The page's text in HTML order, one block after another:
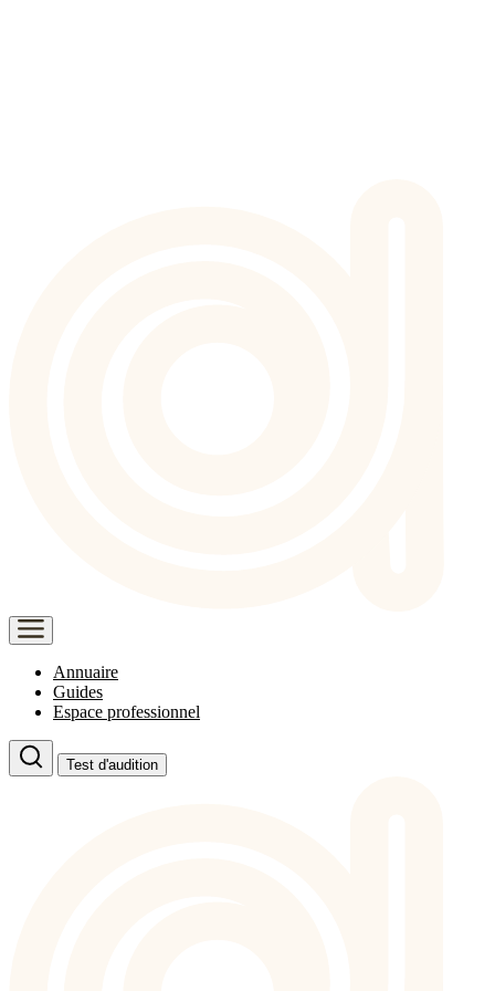
Annuaire
Guides
Espace professionnel
Test d'audition